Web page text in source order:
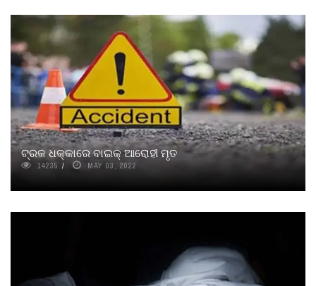
ଟ୍ରକ ଧକ୍କାରେ ବାଇକ୍ ଆରୋହୀ ମୃତ
14235 MAY 03, 2022